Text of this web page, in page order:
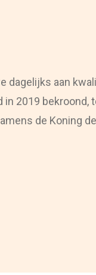
dagelijks aan
2019 bekroond,
de Koning